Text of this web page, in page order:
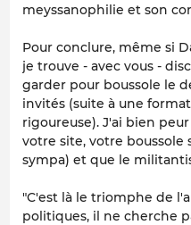
meyssanophilie et son
Pour conclure, même si
je trouve - avec vous -
garder pour boussole le
invités (suite à une
rigoureuse). J'ai bien
votre site, votre boussole
sympa) et que le
"C'est là le triomphe de
politiques, il ne cherche